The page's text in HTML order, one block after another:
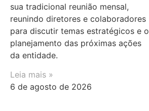
sua tradicional reunião mensal,
reunindo diretores e colaboradores
para discutir temas estratégicos e o
planejamento das próximas ações
da entidade.
Leia mais »
6 de agosto de 2026